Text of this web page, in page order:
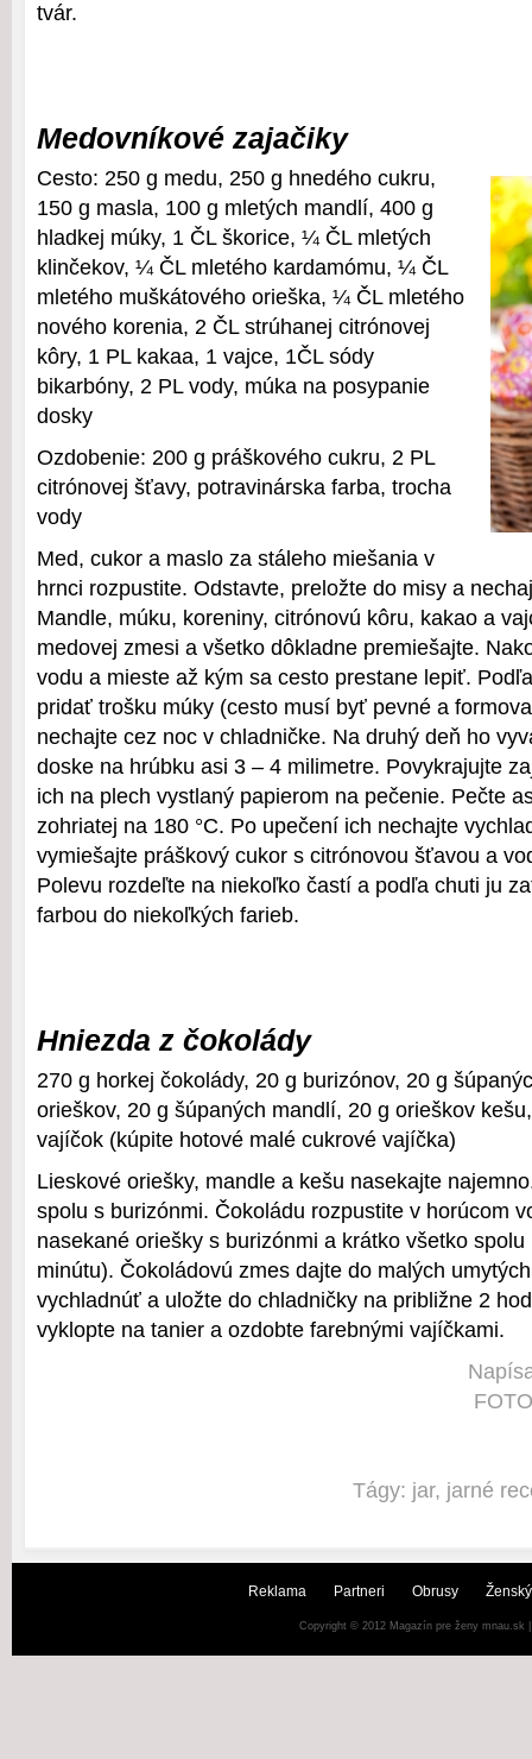
tvár.
Medovníkové zajačiky
Cesto: 250 g medu, 250 g hnedého cukru,
150 g masla, 100 g mletých mandlí, 400 g
hladkej múky, 1 ČL škorice, ¼ ČL mletých
klinčekov, ¼ ČL mletého kardamómu, ¼ ČL
mletého muškátového orieška, ¼ ČL mletého
nového korenia, 2 ČL strúhanej citrónovej
kôry, 1 PL kakaa, 1 vajce, 1ČL sódy
bikarbóny, 2 PL vody, múka na posypanie
dosky
Ozdobenie: 200 g práškového cukru, 2 PL
citrónovej šťavy, potravinárska farba, trocha
vody
Med, cukor a maslo za stáleho miešania v
hrnci rozpustite. Odstavte, preložte do misy a
Mandle, múku, koreniny, citrónovú kôru, kakao a
medovej zmesi a všetko dôkladne premiešajte.
vodu a mieste až kým sa cesto prestane lepiť.
pridať trošku múky (cesto musí byť pevné a
nechajte cez noc v chladničke. Na druhý deň ho
doske na hrúbku asi 3 – 4 milimetre. Povykrajujte
ich na plech vystlaný papierom na pečenie. Pečte
zohriatej na 180 °C. Po upečení ich nechajte
vymiešajte práškový cukor s citrónovou šťavou a
Polevu rozdeľte na niekoľko častí a podľa chuti ju
farbou do niekoľkých farieb.
Hniezda z čokolády
270 g horkej čokolády, 20 g burizónov, 20 g
orieškov, 20 g šúpaných mandlí, 20 g orieškov
vajíčok (kúpite hotové malé cukrové vajíčka)
Lieskové oriešky, mandle a kešu nasekajte
spolu s burizónmi. Čokoládu rozpustite v horúcom
nasekané oriešky s burizónmi a krátko všetko
minútu). Čokoládovú zmes dajte do malých
vychladnúť a uložte do chladničky na približne 2
vyklopte na tanier a ozdobte farebnými vajíčkami.
Tágy: jar, jarné
Reklama Partneri Obrusy
Copyright © 2012 Magazín pre ženy mnau.sk